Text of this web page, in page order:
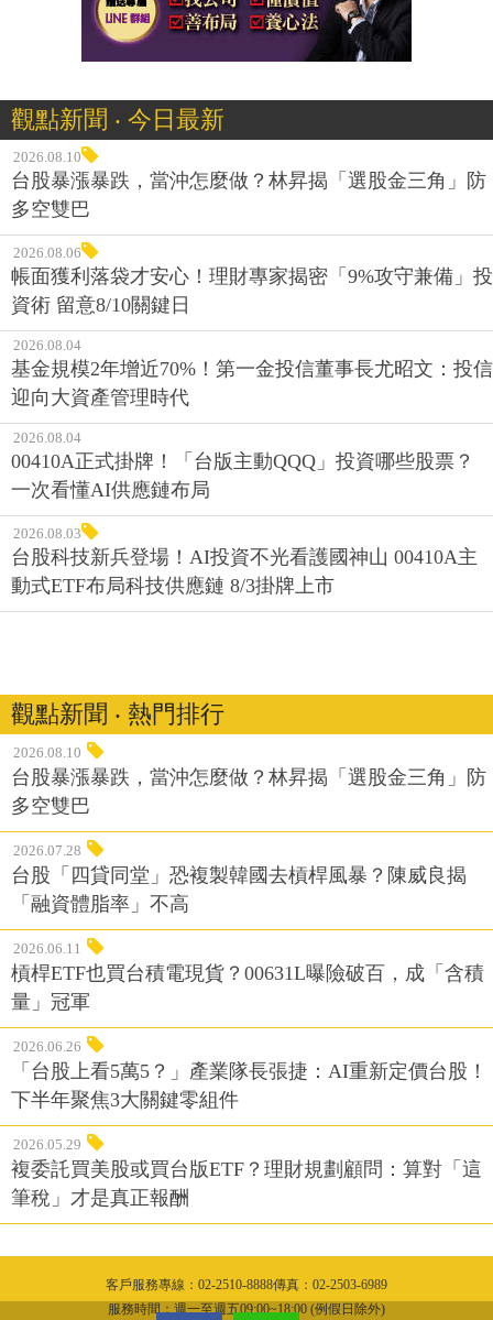
觀點新聞 ‧ 今日最新
2026.08.10
台股暴漲暴跌，當沖怎麼做？林昇揭「選股金三角」防
多空雙巴
2026.08.06
帳面獲利落袋才安心！理財專家揭密「9%攻守兼備」投
資術 留意8/10關鍵日
2026.08.04
基金規模2年增近70%！第一金投信董事長尤昭文：投信
迎向大資產管理時代
2026.08.04
00410A正式掛牌！「台版主動QQQ」投資哪些股票？
一次看懂AI供應鏈布局
2026.08.03
台股科技新兵登場！AI投資不光看護國神山 00410A主
動式ETF布局科技供應鏈 8/3掛牌上市
觀點新聞 ‧ 熱門排行
2026.08.10
台股暴漲暴跌，當沖怎麼做？林昇揭「選股金三角」防
多空雙巴
2026.07.28
台股「四貸同堂」恐複製韓國去槓桿風暴？陳威良揭
「融資體脂率」不高
2026.06.11
槓桿ETF也買台積電現貨？00631L曝險破百，成「含積
量」冠軍
2026.06.26
「台股上看5萬5？」產業隊長張捷：AI重新定價台股！
下半年聚焦3大關鍵零組件
2026.05.29
複委託買美股或買台版ETF？理財規劃顧問：算對「這
筆稅」才是真正報酬
客戶服務專線：02-2510-8888傳真：02-2503-6989
服務時間：週一至週五09:00~18:00 (例假日除外)